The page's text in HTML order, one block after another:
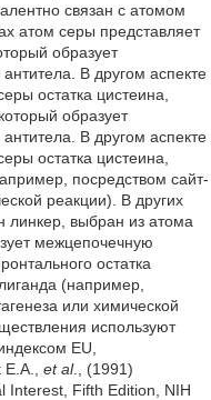
связан с атомом
атом серы представляет
образует
В другом аспекте
остатка цистеина,
образует
В другом аспекте
остатка цистеина,
посредством сайт-
реакции). В других
линкер, выбран из атома
межцепочечную
остатка
(например,
или химической
используют
EU,
et al., (1991)
Interest, Fifth Edition, NIH